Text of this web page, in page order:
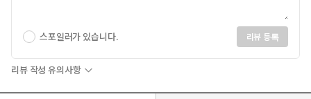
스포일러가 있습니다. 리뷰 등록
리뷰 작성 유의사항